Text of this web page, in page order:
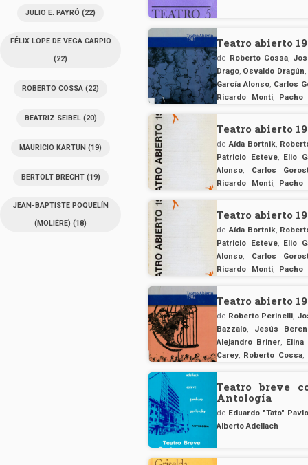
JULIO E. PAYRÓ (22)
FÉLIX LOPE DE VEGA CARPIO
(22)
ROBERTO COSSA (22)
BEATRIZ SEIBEL(20)
MAURICIO KARTUN (19)
BERTOLT BRECHT(19)
JEAN-BAPTISTE POQUELÍN
(MOLIÈRE) (18)
Teatro abierto
de Roberto Cossa,
Drago, Osvaldo Dragún,
García Alonso, Carlos
Ricardo Monti, Pacho
Carlos Somigliana
Teatro abierto
deAída Bortnik,
Patricio Esteve, Elio
Alonso, Carlos
Ricardo Monti, Pacho
Carlos Somigliana
Teatro abierto
deAída Bortnik,
Patricio Esteve, Elio
Alonso, Carlos
Ricardo Monti, Pacho
Carlos Somigliana
Teatro abierto
de Roberto Perinelli,
Bazzalo, Jesús
Alejandro Briner, Elina
Carey, Roberto Cossa,
Gambaro
Carlos
Mauricio Kartun
Teatro breve
Antología
de Eduardo "Tato"
Alberto Adellach